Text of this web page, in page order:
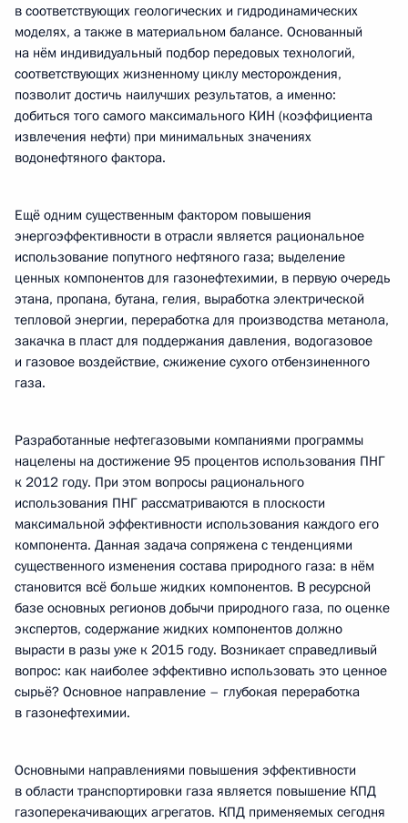
в соответствующих геологических и гидродинамических
моделях, а также в материальном балансе. Основанный
на нём индивидуальный подбор передовых технологий,
соответствующих жизненному циклу месторождения,
позволит достичь наилучших результатов, а именно:
добиться того самого максимального КИН (коэффициента
извлечения нефти) при минимальных значениях
водонефтяного фактора.
Ещё одним существенным фактором повышения
энергоэффективности в отрасли является рациональное
использование попутного нефтяного газа; выделение
ценных компонентов для газонефтехимии, в первую очередь
этана, пропана, бутана, гелия, выработка электрической
тепловой энергии, переработка для производства метанола,
закачка в пласт для поддержания давления, водогазовое
и газовое воздействие, сжижение сухого отбензиненного
газа.
Разработанные нефтегазовыми компаниями программы
нацелены на достижение 95 процентов использования ПНГ
к 2012 году. При этом вопросы рационального
использования ПНГ рассматриваются в плоскости
максимальной эффективности использования каждого его
компонента. Данная задача сопряжена с тенденциями
существенного изменения состава природного газа: в нём
становится всё больше жидких компонентов. В ресурсной
базе основных регионов добычи природного газа, по оценке
экспертов, содержание жидких компонентов должно
вырасти в разы уже к 2015 году. Возникает справедливый
вопрос: как наиболее эффективно использовать это ценное
сырьё? Основное направление – глубокая переработка
в газонефтехимии.
Основными направлениями повышения эффективности
в области транспортировки газа является повышение КПД
газоперекачивающих агрегатов. КПД применяемых сегодня